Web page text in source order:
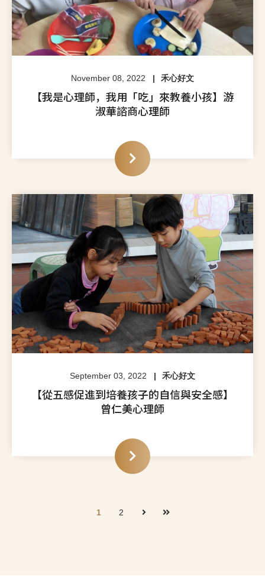
November 08, 2022 禾心好文
【我是心理師，我用「吃」來教養小孩】游
淑華諮商心理師
September 03, 2022 禾心好文
【從五感促進到培養孩子的自信與安全感】
曾仁美心理師
1 2